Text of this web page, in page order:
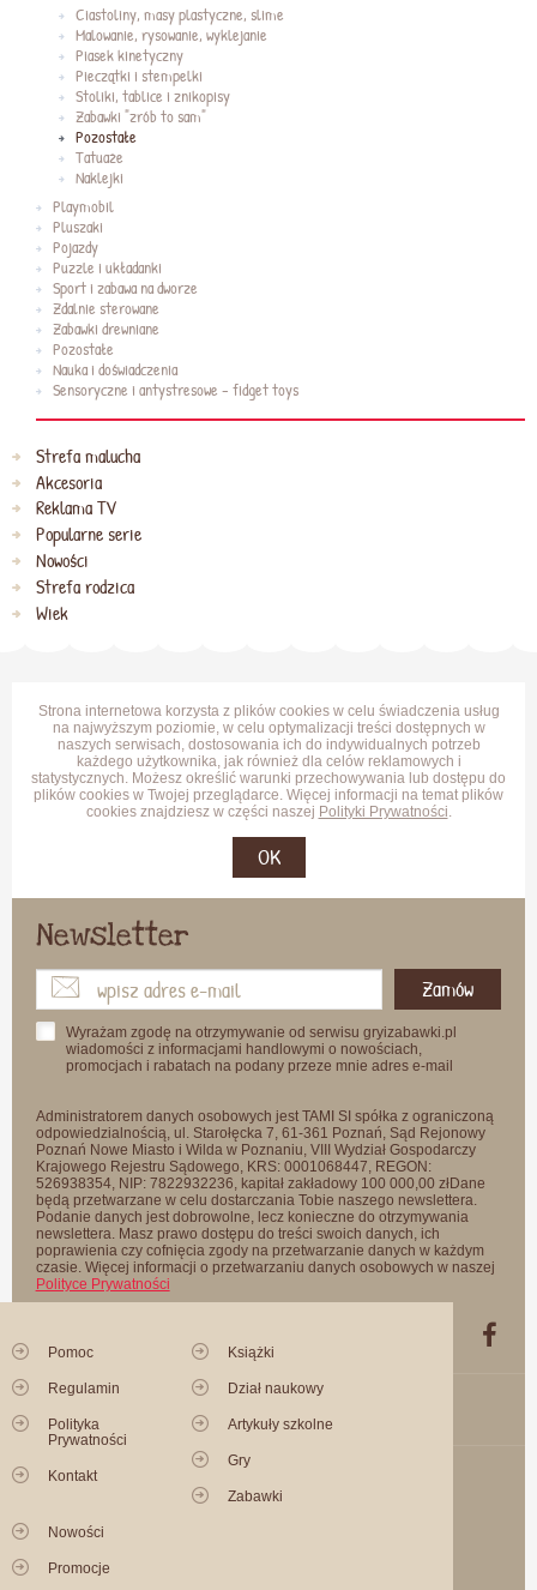
Ciastoliny, masy plastyczne, slime
Malowanie, rysowanie, wyklejanie
Piasek kinetyczny
Pieczątki i stempelki
Stoliki, tablice i znikopisy
Zabawki "zrób to sam"
Pozostałe
Tatuaże
Naklejki
Playmobil
Pluszaki
Pojazdy
Puzzle i układanki
Sport i zabawa na dworze
Zdalnie sterowane
Zabawki drewniane
Pozostałe
Nauka i doświadczenia
Sensoryczne i antystresowe - fidget toys
Strefa malucha
Akcesoria
Reklama TV
Popularne serie
Nowości
Strefa rodzica
Wiek
Strona internetowa korzysta z plików cookies w celu świadczenia usług
na najwyższym poziomie, w celu optymalizacji treści dostępnych w
naszych serwisach, dostosowania ich do indywidualnych potrzeb
każdego użytkownika, jak również dla celów reklamowych i
statystycznych. Możesz określić warunki przechowywania lub dostępu do
plików cookies w Twojej przeglądarce. Więcej informacji na temat plików
cookies znajdziesz w części naszej Polityki Prywatności.
OK
Newsletter
Zamów
Wyrażam zgodę na otrzymywanie od serwisu gryizabawki.pl
wiadomości z informacjami handlowymi o nowościach,
promocjach i rabatach na podany przeze mnie adres e-mail
Administratorem danych osobowych jest TAMI SI spółka z ograniczoną
odpowiedzialnością, ul. Starołęcka 7, 61-361 Poznań, Sąd Rejonowy
Poznań Nowe Miasto i Wilda w Poznaniu, VIII Wydział Gospodarczy
Krajowego Rejestru Sądowego, KRS: 0001068447, REGON:
526938354, NIP: 7822932236, kapitał zakładowy 100 000,00 złDane
będą przetwarzane w celu dostarczania Tobie naszego newslettera.
Podanie danych jest dobrowolne, lecz konieczne do otrzymywania
newslettera. Masz prawo dostępu do treści swoich danych, ich
poprawienia czy cofnięcia zgody na przetwarzanie danych w każdym
czasie. Więcej informacji o przetwarzaniu danych osobowych w naszej
Polityce Prywatności
Pomoc
Regulamin
Polityka
Prywatności
Kontakt
Książki
Dział naukowy
Artykuły szkolne
Gry
Zabawki
Nowości
Promocje